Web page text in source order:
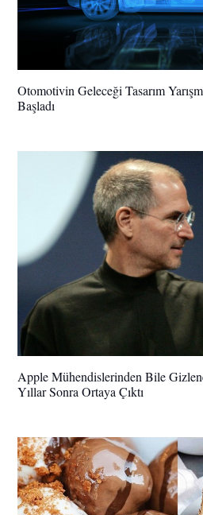
Otomotivin Geleceği Tasarım
Başladı
Apple Mühendislerinden Bile
Yıllar Sonra Ortaya Çıktı